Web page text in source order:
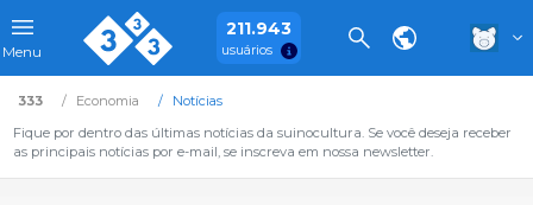
Menu
211.943
usuários
333 Economia
Notícias
Fique por dentro das últimas notícias da suinocultura. Se você deseja receber
as principais notícias por e-mail, se inscreva em nossa newsletter.